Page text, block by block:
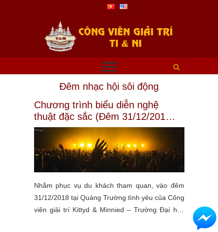
Đêm nhạc hội sôi động
Chương trình biểu diễn nghệ
thuật đặc sắc (Đêm 31/12/2018)
chào đón năm mới 2019
Nhằm phục vụ du khách tham quan, vào đêm
31/12/2018 tại Quảng Trường tình yêu của Công
viên giải trí Kittyd & Minnied – Trường Đại học